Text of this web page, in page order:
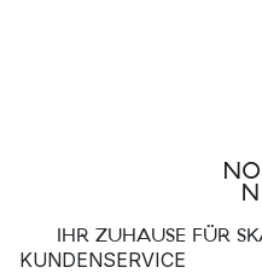
IHR ZUHAUSE FÜR
KUNDENSERVICE